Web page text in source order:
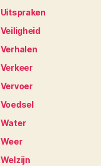
Uitspraken
Veiligheid
Verhalen
Verkeer
Vervoer
Voedsel
Water
Weer
Welzijn